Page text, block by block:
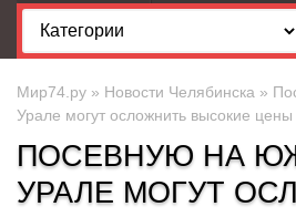
Мир74.ру » Новости Челябинска »
Урале могут осложнить высокие цены
ПОСЕВНУЮ НА
УРАЛЕ МОГУТ